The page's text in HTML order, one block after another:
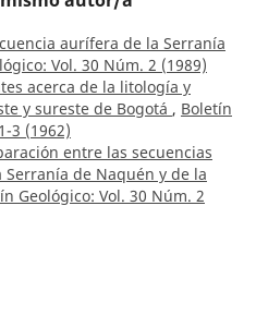
aurífera de la Serranía
Vol. 30 Núm. 2 (1989)
acerca de la litología y
y sureste de Bogotá , Boletín
3 (1962)
entre las secuencias
de Naquén y de la
Geológico: Vol. 30 Núm. 2